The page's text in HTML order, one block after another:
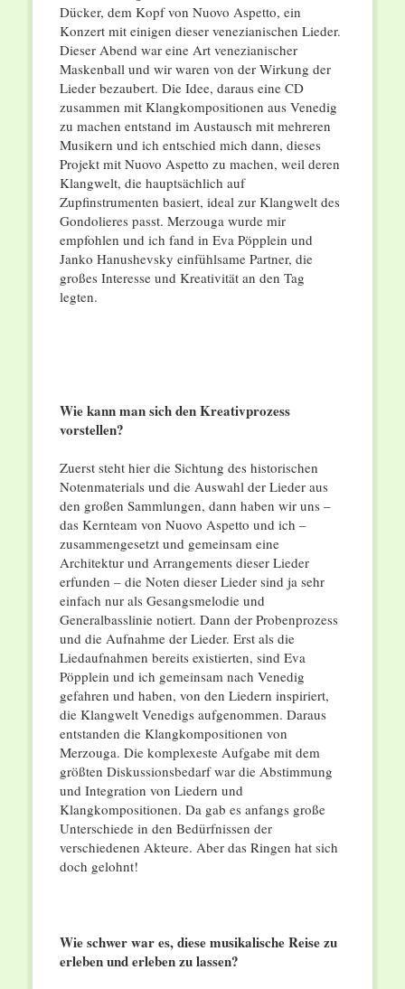
Dücker, dem Kopf von Nuovo Aspetto, ein
Konzert mit einigen dieser venezianischen Lieder.
Dieser Abend war eine Art venezianischer
Maskenball und wir waren von der Wirkung der
Lieder bezaubert. Die Idee, daraus eine CD
zusammen mit Klangkompositionen aus Venedig
zu machen entstand im Austausch mit mehreren
Musikern und ich entschied mich dann, dieses
Projekt mit Nuovo Aspetto zu machen, weil deren
Klangwelt, die hauptsächlich auf
Zupfinstrumenten basiert, ideal zur Klangwelt des
Gondolieres passt. Merzouga wurde mir
empfohlen und ich fand in Eva Pöpplein und
Janko Hanushevsky einfühlsame Partner, die
großes Interesse und Kreativität an den Tag
legten.
Wie kann man sich den Kreativprozess
vorstellen?
Zuerst steht hier die Sichtung des historischen
Notenmaterials und die Auswahl der Lieder aus
den großen Sammlungen, dann haben wir uns –
das Kernteam von Nuovo Aspetto und ich –
zusammengesetzt und gemeinsam eine
Architektur und Arrangements dieser Lieder
erfunden – die Noten dieser Lieder sind ja sehr
einfach nur als Gesangsmelodie und
Generalbasslinie notiert. Dann der Probenprozess
und die Aufnahme der Lieder. Erst als die
Liedaufnahmen bereits existierten, sind Eva
Pöpplein und ich gemeinsam nach Venedig
gefahren und haben, von den Liedern inspiriert,
die Klangwelt Venedigs aufgenommen. Daraus
entstanden die Klangkompositionen von
Merzouga. Die komplexeste Aufgabe mit dem
größten Diskussionsbedarf war die Abstimmung
und Integration von Liedern und
Klangkompositionen. Da gab es anfangs große
Unterschiede in den Bedürfnissen der
verschiedenen Akteure. Aber das Ringen hat sich
doch gelohnt!
Wie schwer war es, diese musikalische Reise zu
erleben und erleben zu lassen?